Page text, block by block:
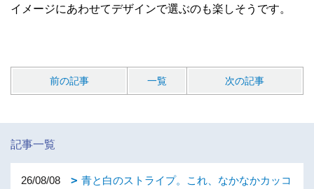
イメージにあわせてデザインで選ぶのも楽しそうです。
前の記事 一覧 次の記事
記事一覧
26/08/08
青と白のストライプ。これ、なかなかカッコ